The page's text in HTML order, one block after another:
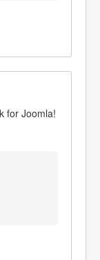
for Joomla!